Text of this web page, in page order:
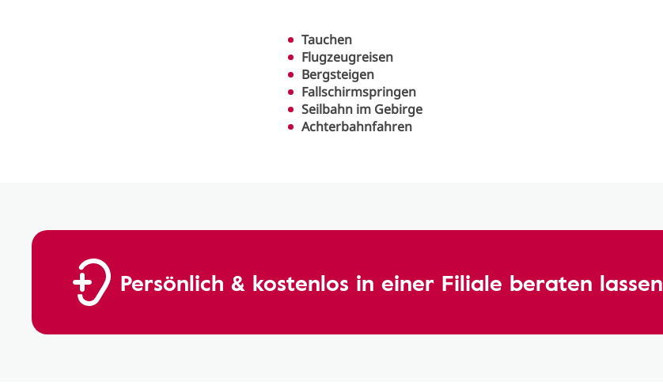
Tauchen
Flugzeugreisen
Bergsteigen
Fallschirmspringen
Seilbahn im Gebirge
Achterbahnfahren
Persönlich & kostenlos in einer Filiale beraten lassen